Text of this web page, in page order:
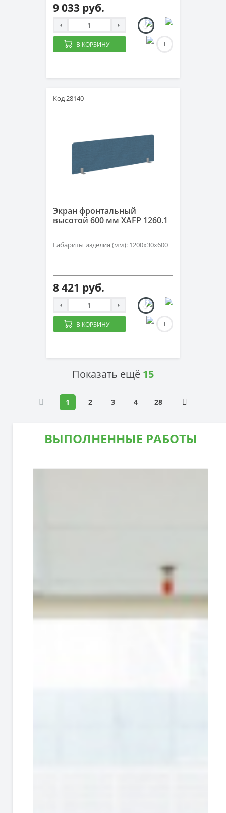
9 033 руб.
В КОРЗИНУ
Код 28140
Экран фронтальный
высотой 600 мм XAFP 1260.1
Габариты изделия (мм): 1200х30х600
8 421 руб.
В КОРЗИНУ
Показать ещё 15
1 2 3 4 28
ВЫПОЛНЕННЫЕ РАБОТЫ